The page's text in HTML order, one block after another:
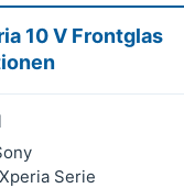
10 V Frontglas
Serie